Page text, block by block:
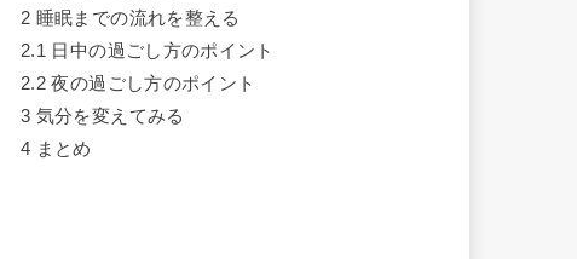
2 睡眠までの流れを整える
2.1 日中の過ごし方のポイント
2.2 夜の過ごし方のポイント
3 気分を変えてみる
4 まとめ